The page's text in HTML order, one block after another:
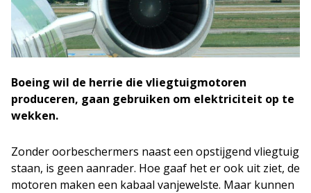
Boeing wil de herrie die vliegtuigmotoren
produceren, gaan gebruiken om elektriciteit op te
wekken.
Zonder oorbeschermers naast een opstijgend vliegtuig
staan, is geen aanrader. Hoe gaaf het er ook uit ziet, de
motoren maken een kabaal vanjewelste. Maar kunnen